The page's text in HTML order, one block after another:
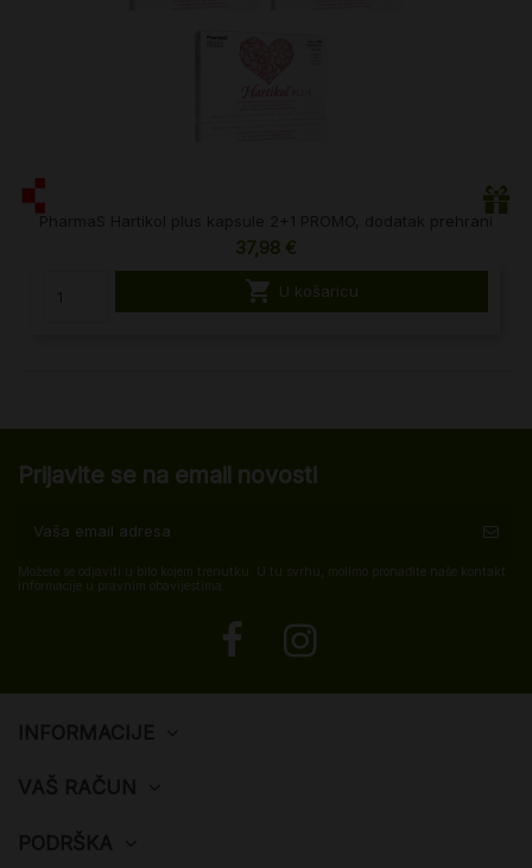
37,98 €
 U košaricu
Prijavite se na email novosti
Možete se odjaviti u bilo kojem trenutku. U tu svrhu, molimo pronađite naše kontakt
informacije u pravnim obavijestima.